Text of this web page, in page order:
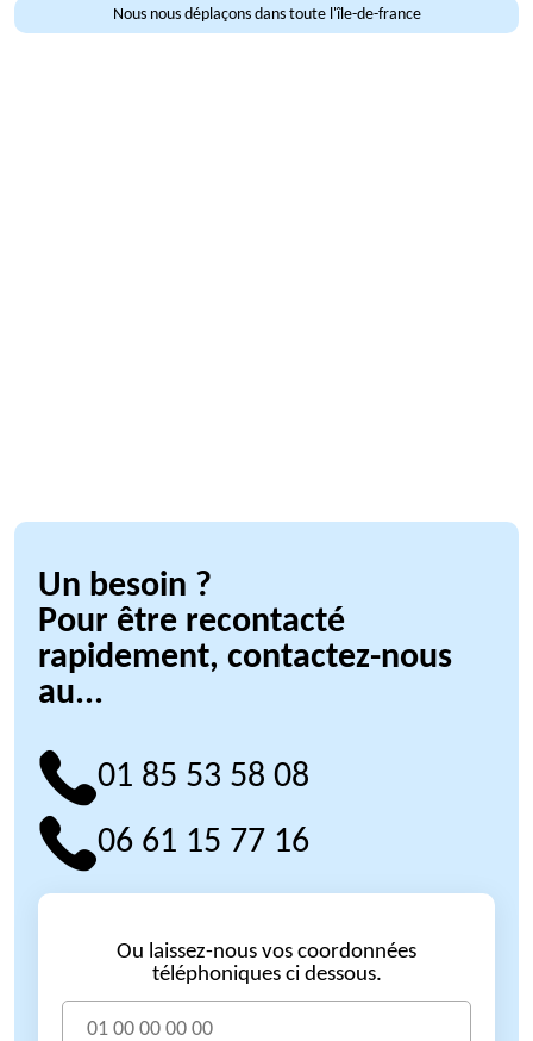
Nous nous déplaçons dans toute l'île-de-france
Un besoin ?
Pour être recontacté
rapidement, contactez-nous
au...
01 85 53 58 08
06 61 15 77 16
Ou laissez-nous vos coordonnées
téléphoniques ci dessous.